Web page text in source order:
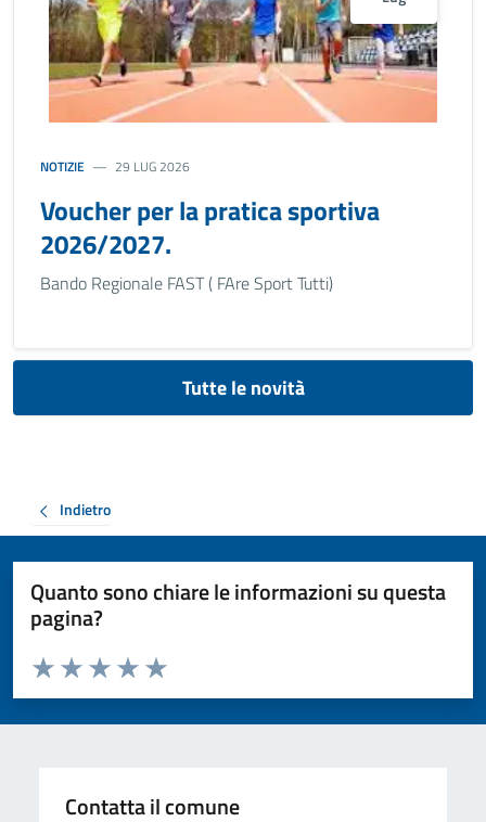
NOTIZIE 29 LUG 2026
Voucher per la pratica sportiva
2026/2027.
Bando Regionale FAST ( FAre Sport Tutti)
Tutte le novità
Indietro
Quanto sono chiare le informazioni su questa
pagina?
Valuta da 1 a 5 stelle la pagina
Valuta 5 stelle su 5
Valuta 4 stelle su 5
Valuta 3 stelle su 5
Valuta 2 stelle su 5
Valuta 1 stelle su 5
Contatta il comune